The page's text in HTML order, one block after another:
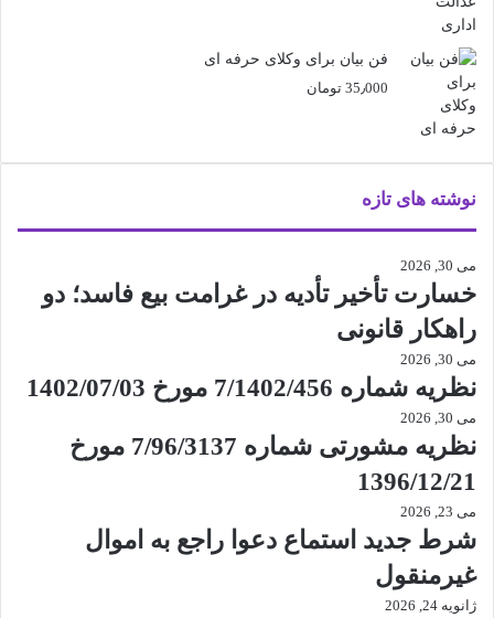
فن بیان برای وکلای حرفه ای
35٫000 تومان
نوشته های تازه
می 30, 2026
خسارت تأخیر تأدیه در غرامت بیع فاسد؛ دو
راهکار قانونی
می 30, 2026
نظریه شماره 7/1402/456 مورخ 1402/07/03
می 30, 2026
نظریه مشورتی شماره 7/96/3137 مورخ
1396/12/21
می 23, 2026
شرط جدید استماع دعوا راجع به اموال
غیرمنقول
ژانویه 24, 2026